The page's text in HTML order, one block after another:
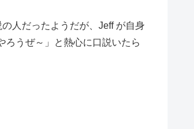
人だったようだが、Jeff が自身
ろうぜ～」と熱心に口説いたら